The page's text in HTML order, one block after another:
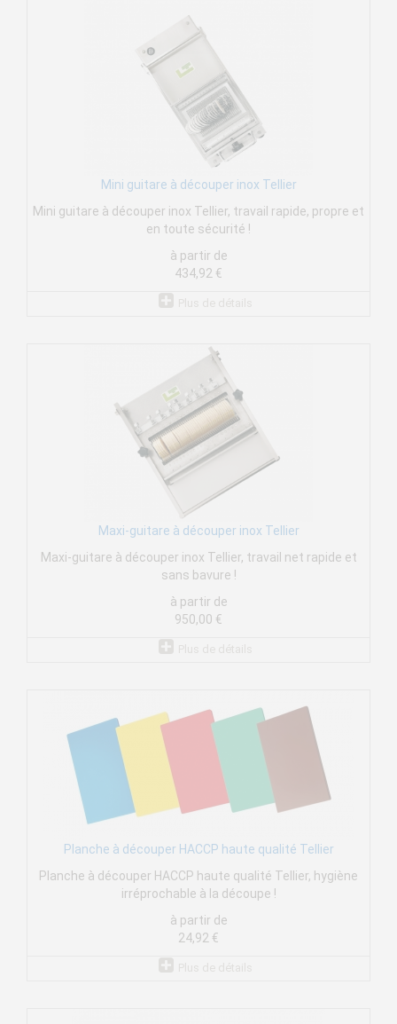
Mini guitare à découper inox Tellier
Mini guitare à découper inox Tellier, travail rapide, propre et
en toute sécurité !
à partir de
434,92 €
Maxi-guitare à découper inox Tellier
Maxi-guitare à découper inox Tellier, travail net rapide et
sans bavure !
à partir de
950,00 €
Planche à découper HACCP haute qualité Tellier
Planche à découper HACCP haute qualité Tellier, hygiène
irréprochable à la découpe !
à partir de
24,92 €